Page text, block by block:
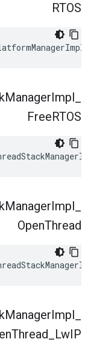
RTOS
ManagerImpl
FreeRTOS
ManagerImpl
OpenThread
ManagerImpl
Thread LwIP